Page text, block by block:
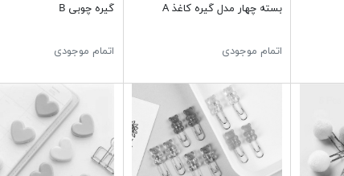
بسته چهار مدل گیره کاغذ A
اتمام موجودی
گیره چوبی B
اتمام موجودی